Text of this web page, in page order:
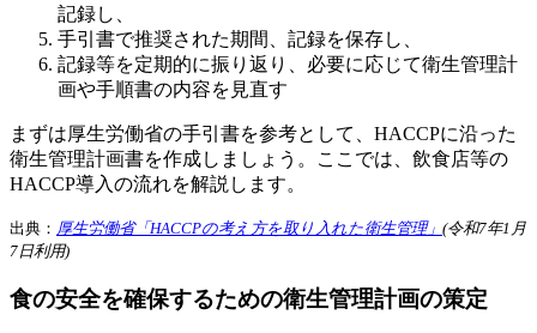
記録し、
手引書で推奨された期間、記録を保存し、
記録等を定期的に振り返り、必要に応じて衛生管理計
画や手順書の内容を見直す
まずは厚生労働省の手引書を参考として、HACCPに沿った
衛生管理計画書を作成しましょう。ここでは、飲食店等の
HACCP導入の流れを解説します。
出典： 厚生労働省「HACCPの考え方を取り入れた衛生管理」 (令和7年1月
7日利用)
食の安全を確保するための衛生管理計画の策定